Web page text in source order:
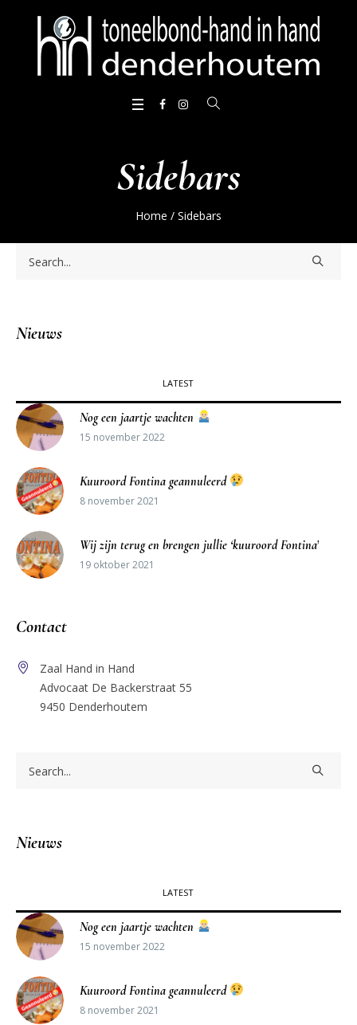
Sidebars
Home / Sidebars
Nieuws
LATEST
Nog een jaartje wachten
15 november 2022
Kuuroord Fontina geannuleerd
8 november 2021
Wij zijn terug en brengen jullie ‘kuuroord Fontina’
19 oktober 2021
Contact
Zaal Hand in Hand
Advocaat De Backerstraat 55
9450 Denderhoutem
Nieuws
LATEST
Nog een jaartje wachten
15 november 2022
Kuuroord Fontina geannuleerd
8 november 2021